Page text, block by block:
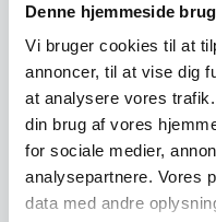
Denne hjemmeside
Vi bruger cookies til at
annoncer, til at vise dig
at analysere vores
din brug af vores
for sociale medier,
analysepartnere. Vores
data med andre
økonomisk
over vi finder det
låntagning og
dig som kunde og
denne service.